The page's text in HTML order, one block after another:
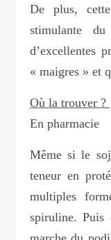
De plus,
stimulante
d’excellentes
« maigres » et
Où la trouver ?
En pharmacie
Même si le
teneur en
multiples
spiruline.